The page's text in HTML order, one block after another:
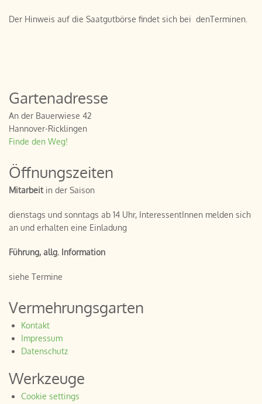
Der Hinweis auf die Saatgutbörse findet sich bei denTerminen.
Gartenadresse
An der Bauerwiese 42
Hannover-Ricklingen
Finde den Weg!
Öffnungszeiten
Mitarbeit in der Saison
dienstags und sonntags ab 14 Uhr, InteressentInnen melden sich
an und erhalten eine Einladung
Führung, allg. Information
siehe Termine
Vermehrungsgarten
Kontakt
Impressum
Datenschutz
Werkzeuge
Cookie settings